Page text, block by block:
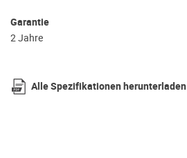
Garantie
2 Jahre
Alle Spezifikationen herunterladen